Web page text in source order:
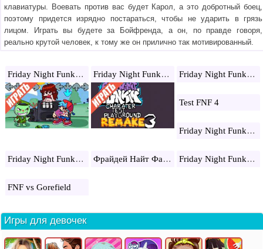
клавиатуры. Воевать против вас будет Карол, а это добротный боец,
поэтому придется изрядно постараться, чтобы не ударить в грязь
лицом. Играть вы будете за Бойфренда, а он, по правде говоря,
реально крутой человек, к тому же он прилично так мотивированный.
Friday Night Funkin Flippy Friday Night Funkin Test Playground 3 Friday Night Funkin Hank mod
Test FNF 4
Friday Night Funkin: Starlight Mayhem
Friday Night Funkin: freddy Фрайдей Найт Фанкин на двоих Friday Night Funkin vs Dusttale
FNF vs Gorefield
Игры для девочек